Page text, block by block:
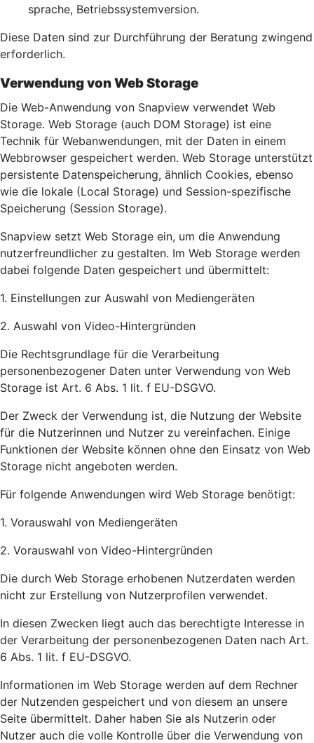
sprache, Betriebssystemversion.
Diese Daten sind zur Durchführung der Beratung zwingend
erforderlich.
Verwendung von Web Storage
Die Web-Anwendung von Snapview verwendet Web
Storage. Web Storage (auch DOM Storage) ist eine
Technik für Webanwendungen, mit der Daten in einem
Webbrowser gespeichert werden. Web Storage unterstützt
persistente Datenspeicherung, ähnlich Cookies, ebenso
wie die lokale (Local Storage) und Session-spezifische
Speicherung (Session Storage).
Snapview setzt Web Storage ein, um die Anwendung
nutzerfreundlicher zu gestalten. Im Web Storage werden
dabei folgende Daten gespeichert und übermittelt:
1. Einstellungen zur Auswahl von Mediengeräten
2. Auswahl von Video-Hintergründen
Die Rechtsgrundlage für die Verarbeitung
personenbezogener Daten unter Verwendung von Web
Storage ist Art. 6 Abs. 1 lit. f EU-DSGVO.
Der Zweck der Verwendung ist, die Nutzung der Website
für die Nutzerinnen und Nutzer zu vereinfachen. Einige
Funktionen der Website können ohne den Einsatz von Web
Storage nicht angeboten werden.
Für folgende Anwendungen wird Web Storage benötigt:
1. Vorauswahl von Mediengeräten
2. Vorauswahl von Video-Hintergründen
Die durch Web Storage erhobenen Nutzerdaten werden
nicht zur Erstellung von Nutzerprofilen verwendet.
In diesen Zwecken liegt auch das berechtigte Interesse in
der Verarbeitung der personenbezogenen Daten nach Art.
6 Abs. 1 lit. f EU-DSGVO.
Informationen im Web Storage werden auf dem Rechner
der Nutzenden gespeichert und von diesem an unsere
Seite übermittelt. Daher haben Sie als Nutzerin oder
Nutzer auch die volle Kontrolle über die Verwendung von